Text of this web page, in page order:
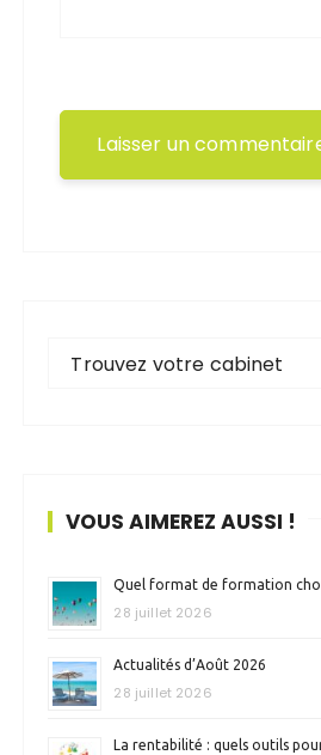
Trouvez votre cabinet
VOUS AIMEREZ AUSSI !
Quel format de formation
28 juillet 2026
Actualités d’Août 2026
28 juillet 2026
La rentabilité : quels outils